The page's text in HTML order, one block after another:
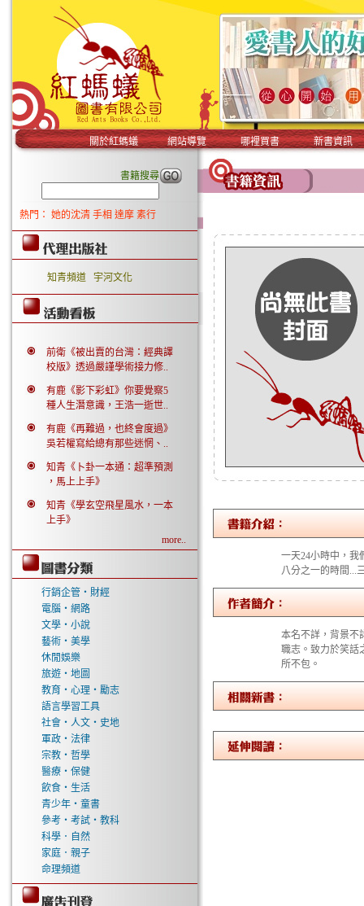
關於紅螞蟻 網站導覽 哪裡買書 新書資訊
書籍搜尋
熱門： 她的沈清 手相 達摩 素行
知青頻道 宇河文化
前衛《被出賣的台灣：經典譯
校版》透過嚴謹學術接力修..
有鹿《影下彩虹》你要覺察5
種人生潛意識，王浩一逝世..
有鹿《再難過，也終會度過》
吳若權寫給總有那些迷惘、..
知青《卜卦一本通：超準預測
，馬上上手》
知青《學玄空飛星風水，一本
上手》
more..
行銷企管‧財經
電腦‧網路
文學‧小說
藝術‧美學
休閒娛樂
旅遊‧地圖
教育‧心理‧勵志
語言學習工具
社會‧人文‧史地
軍政‧法律
宗教‧哲學
醫療‧保健
飲食‧生活
青少年‧童書
參考‧考試‧教科
科學．自然
家庭．親子
命理頻道
一天24小時中，我
八分之一的時間...
本名不詳，背景不
職志。致力於笑話
所不包。